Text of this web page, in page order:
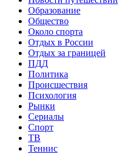
Образование
Общество
Около спорта
Отдых в России
Отдых за границей
ПДД
Политика
Происшествия
Психология
Рынки
Сериалы
Спорт
ТВ
Теннис